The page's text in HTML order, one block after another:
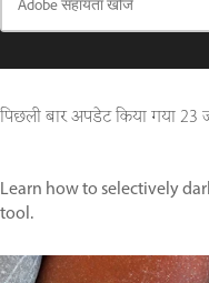
पिछली बार अपडेट किया गया23
Learn how to selectively
tool.